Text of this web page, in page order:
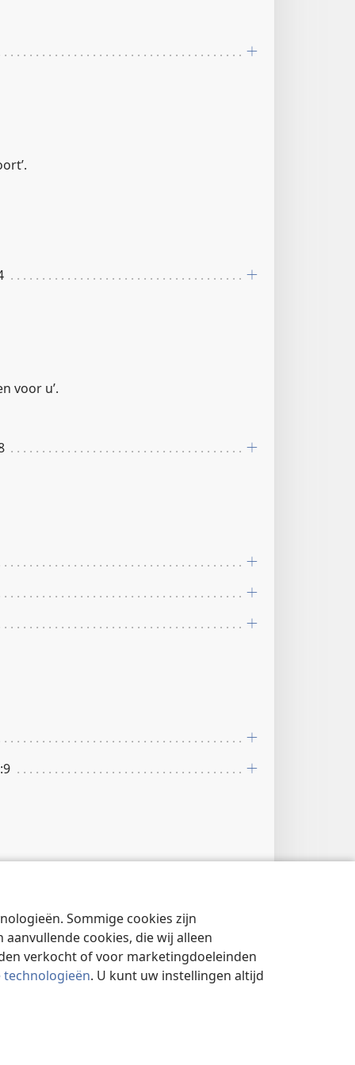
Sommige cookies zijn
cookies, die wij alleen
verkocht of voor marketingdoeleinden
. U kunt uw instellingen altijd
voor u’.